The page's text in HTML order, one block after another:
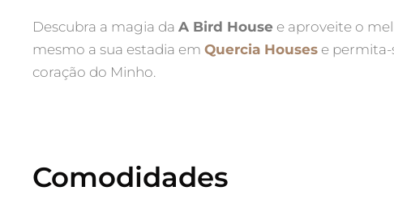
Descubra a magia da A Bird House e aproveite o
mesmo a sua estadia em Quercia Houses e permita-
coração do Minho.
Comodidades